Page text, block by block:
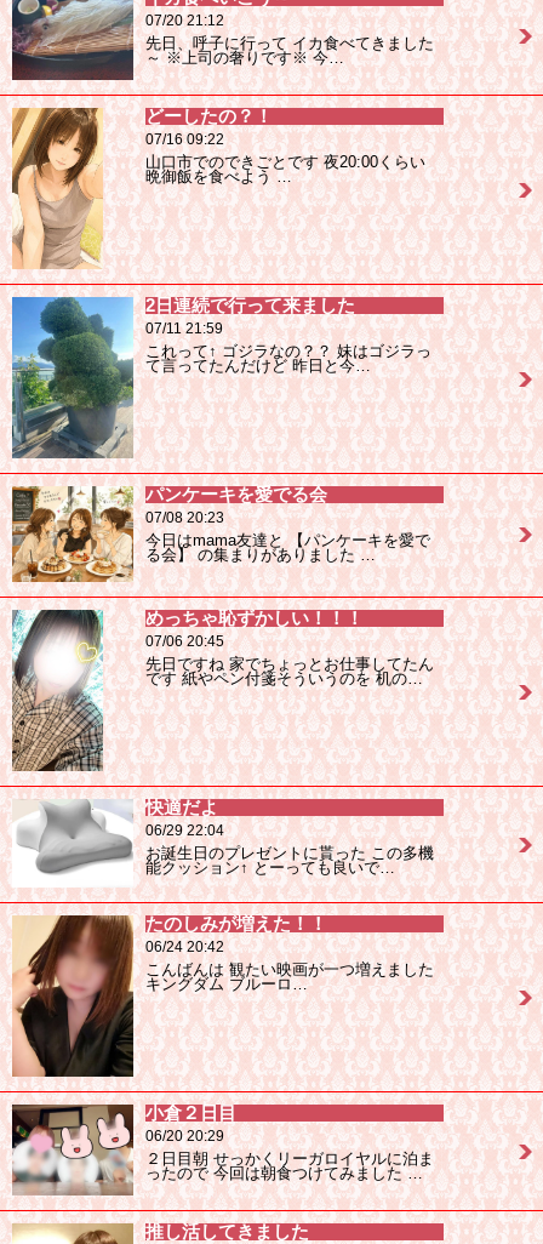
07/20 21:12
先日、呼子に行って イカ食べてきました
～ ※上司の奢りです※ 今…
どーしたの？！
07/16 09:22
山口市でのできごとです 夜20:00くらい
晩御飯を食べよう …
2日連続で行って来ました
07/11 21:59
これって↑ ゴジラなの？？ 妹はゴジラっ
て言ってたんだけど 昨日と今…
パンケーキを愛でる会
07/08 20:23
今日はmama友達と 【パンケーキを愛で
る会】 の集まりがありました …
めっちゃ恥ずかしい！！！
07/06 20:45
先日ですね 家でちょっとお仕事してたん
です 紙やペン付箋そういうのを 机の…
快適だよ
06/29 22:04
お誕生日のプレゼントに貰った この多機
能クッション↑ とーっても良いで…
たのしみが増えた！！
06/24 20:42
こんばんは 観たい映画が一つ増えました
キングダム ブルーロ…
小倉２日目
06/20 20:29
２日目朝 せっかくリーガロイヤルに泊ま
ったので 今回は朝食つけてみました …
推し活してきました